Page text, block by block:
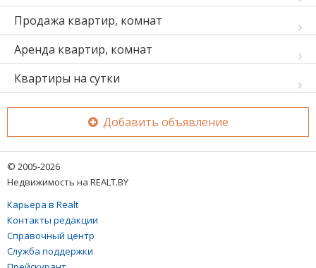
Продажа квартир, комнат
Аренда квартир, комнат
Квартиры на сутки
Добавить объявление
© 2005-2026
Недвижимость на REALT.BY
Карьера в Realt
Контакты редакции
Справочный центр
Служба поддержки